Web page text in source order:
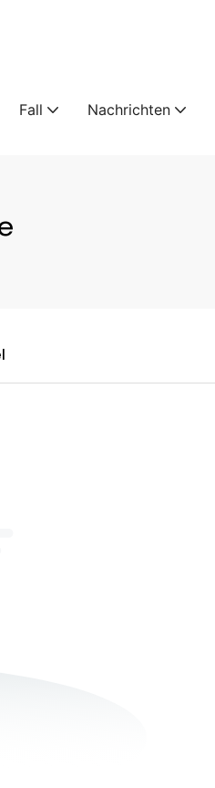
Fall Nachrichten